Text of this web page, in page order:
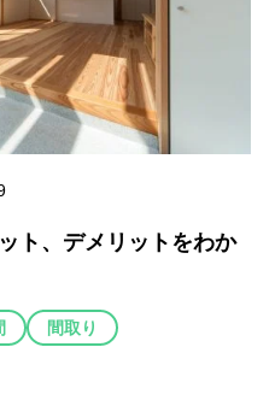
ト、デメリットをわか
間取り